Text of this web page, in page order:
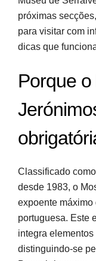
próximas
para visitar com
dicas que
Porque
Classificado
desde 1983, o
expoente
portuguesa. Este
integra
distinguindo-se